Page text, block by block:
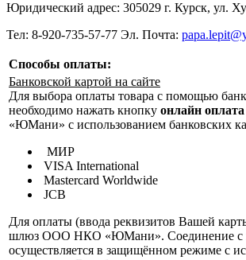
Юридический адрес: 305029 г. Курск, ул.
Тел: 8-920-735-57-77 Эл. Почта:
Способы оплаты:
Банковской картой на сайте
Для выбора оплаты товара с помощью
необходимо нажать кнопку онлайн
«ЮМани» с использованием банковских
МИР
VISA International
Mastercard Worldwide
JCB
Для оплаты (ввода реквизитов Вашей
шлюз ООО НКО «ЮМани». Соединение с
осуществляется в защищённом режиме с